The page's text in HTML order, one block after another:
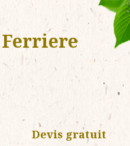
Devis gratuit